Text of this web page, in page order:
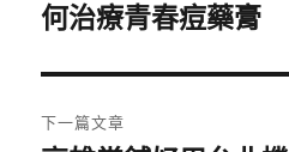
導
覽
一
文
章:
何治療青春痘藥膏
下一篇文章